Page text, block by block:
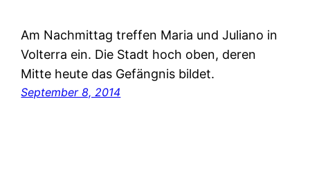
Am Nachmittag treffen Maria und Juliano in
Volterra ein. Die Stadt hoch oben, deren
Mitte heute das Gefängnis bildet.
September 8, 2014